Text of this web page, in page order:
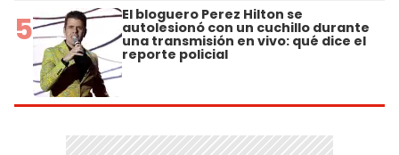
5 El bloguero Perez Hilton se
autolesionó con un cuchillo durante
una transmisión en vivo: qué dice el
reporte policial